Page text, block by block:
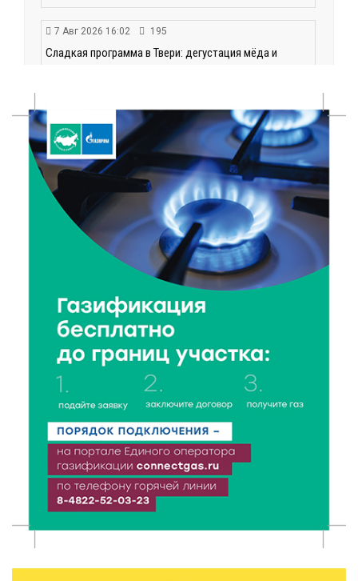
7 Авг 2026 16:02 195
Сладкая программа в Твери: дегустация мёда и
7 Авг 2026 15:41 109
Открыт набор на программу амбассадоров для
студентов российских вузов
7 Авг 2026 15:37 115
Жителям Тверской области напомнили об
опасности домашних заготовок
Золотой век “Горьковки”: как А. М. Кузнецова
изменила библиотечную жизнь Верхневолжья
7 Авг 2026 15:30 110
«Россети Центр» отремонтировали почти 270
трансформаторных подстанций и более 146 км ЛЭП
в Тверской области
7 Авг 2026 15:10 98
На Петербургском марафоне «Пушкин — Петербург»